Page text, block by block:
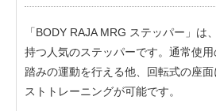
「BODY RAJA MRG ステッパー」は
持つ人気のステッパーです。通常使
踏みの運動を行える他、回転式の座
ストトレーニングが可能です。